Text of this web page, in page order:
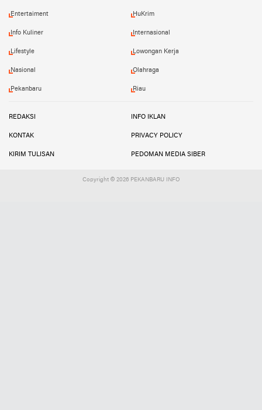
Entertaiment HuKrim
Info Kuliner Internasional
Lifestyle Lowongan Kerja
Nasional Olahraga
Pekanbaru Riau
REDAKSI INFO IKLAN
KONTAK PRIVACY POLICY
KIRIM TULISAN PEDOMAN MEDIA SIBER
Copyright © 2026 PEKANBARU INFO